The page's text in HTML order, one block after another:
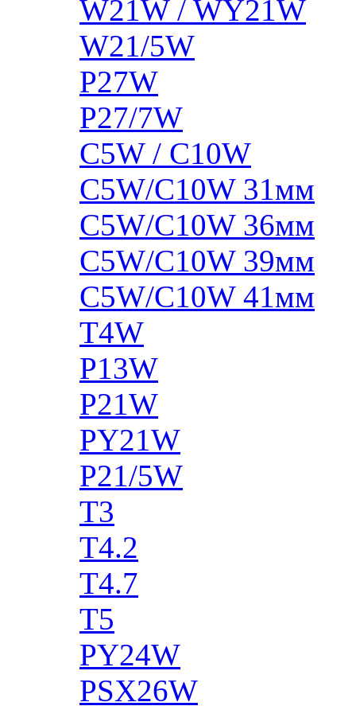
W21W / WY21W
W21/5W
P27W
P27/7W
C5W / C10W
C5W/C10W 31мм
C5W/C10W 36мм
C5W/C10W 39мм
C5W/C10W 41мм
T4W
P13W
P21W
PY21W
P21/5W
T3
T4.2
T4.7
T5
PY24W
PSX26W